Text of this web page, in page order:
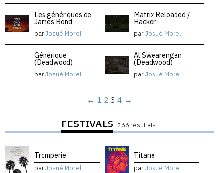
Les génériques de
James Bond
parJosué Morel
Matrix Reloaded /
Hacker
parJosué Morel
Générique
(Deadwood)
parJosué Morel
Al Swearengen
(Deadwood)
parJosué Morel
← 1 2 3 4 →
FESTIVALS 266 résultats
Tromperie
parJosué Morel
Titane
parJosué Morel